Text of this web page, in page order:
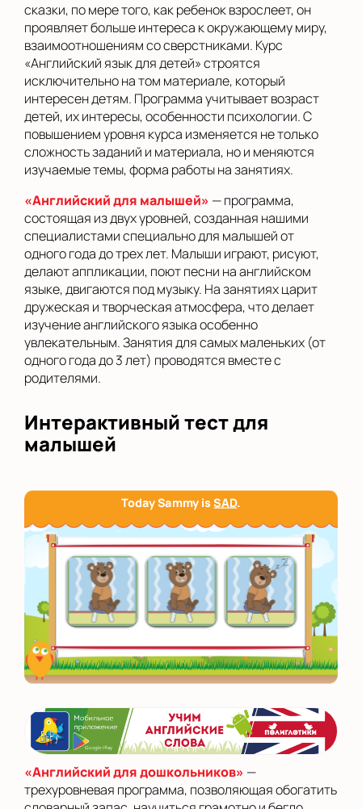
сказки, по мере того, как ребенок взрослеет, он
проявляет больше интереса к окружающему миру,
взаимоотношениям со сверстниками. Курс
«Английский язык для детей» строятся
исключительно на том материале, который
интересен детям. Программа учитывает возраст
детей, их интересы, особенности психологии. С
повышением уровня курса изменяется не только
сложность заданий и материала, но и меняются
изучаемые темы, форма работы на занятиях.
«Английский для малышей» — программа,
состоящая из двух уровней, созданная нашими
специалистами специально для малышей от
одного года до трех лет. Малыши играют, рисуют,
делают аппликации, поют песни на английском
языке, двигаются под музыку. На занятиях царит
дружеская и творческая атмосфера, что делает
изучение английского языка особенно
увлекательным. Занятия для самых маленьких (от
одного года до 3 лет) проводятся вместе с
родителями.
Интерактивный тест для
малышей
Today Sammy isSAD.
«Английский для дошкольников» —
трехуровневая программа, позволяющая обогатить